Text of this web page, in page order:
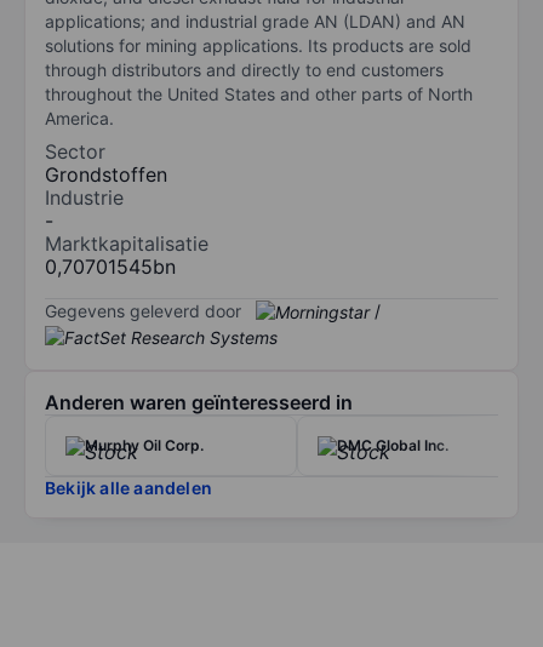
applications; and industrial grade AN (LDAN) and AN
solutions for mining applications. Its products are sold
through distributors and directly to end customers
throughout the United States and other parts of North
America.
Sector
Grondstoffen
Industrie
-
Marktkapitalisatie
0,70701545bn
Gegevens geleverd door /
Anderen waren geïnteresseerd in
Murphy Oil Corp. DMC Global Inc.
Bekijk alle aandelen